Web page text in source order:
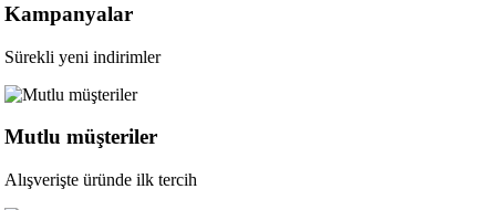
Kampanyalar
Sürekli yeni indirimler
Mutlu müşteriler
Alışverişte üründe ilk tercih